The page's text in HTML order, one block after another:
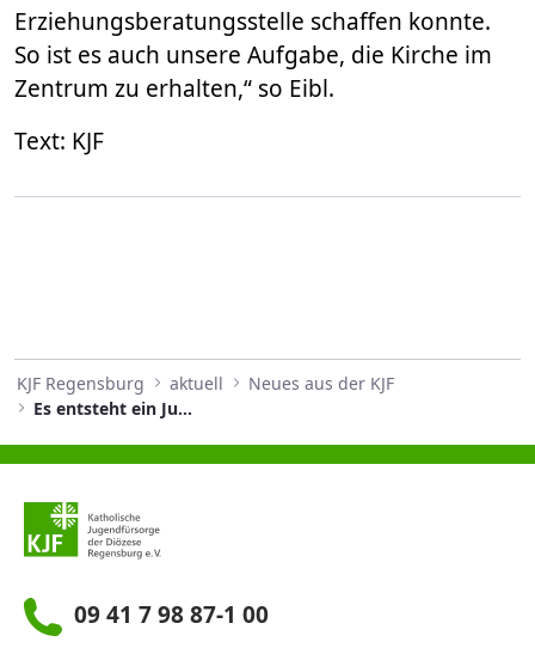
Erziehungsberatungsstelle schaffen konnte.
So ist es auch unsere Aufgabe, die Kirche im
Zentrum zu erhalten,“ so Eibl.
Text: KJF
KJF Regensburg aktuell
Neues aus der KJF
Es entsteht ein Juwel in Regensburg
09 41 7 98 87-1 00